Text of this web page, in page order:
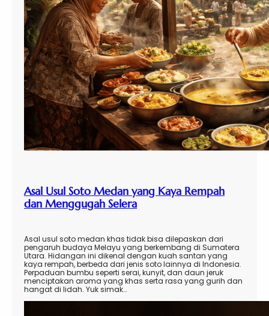
Asal Usul Soto Medan yang Kaya Rempah
dan Menggugah Selera
Asal usul soto medan khas tidak bisa dilepaskan dari
pengaruh budaya Melayu yang berkembang di Sumatera
Utara. Hidangan ini dikenal dengan kuah santan yang
kaya rempah, berbeda dari jenis soto lainnya di Indonesia.
Perpaduan bumbu seperti serai, kunyit, dan daun jeruk
menciptakan aroma yang khas serta rasa yang gurih dan
hangat di lidah. Yuk simak…